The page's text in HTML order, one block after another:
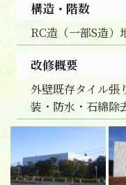
構造・階数
RC造（一部S造）
改修概要
外壁既存タイル張
装・防水・石綿除